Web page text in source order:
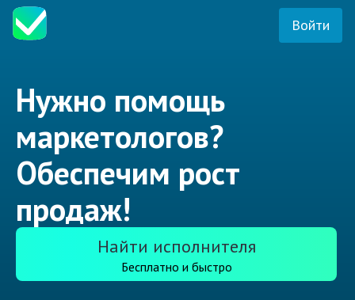
Войти
Нужно помощь
маркетологов?
Обеспечим рост
продаж!
Найти исполнителя
Бесплатно и быстро